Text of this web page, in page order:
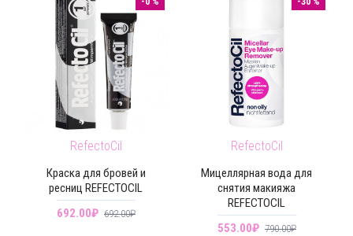
RefectoCil
Краска для бровей и
ресниц REFECTOCIL
692.00₽ 692.00₽
RefectoCil
Мицеллярная вода для
снятия макияжа
REFECTOCIL
553.00₽ 790.00₽